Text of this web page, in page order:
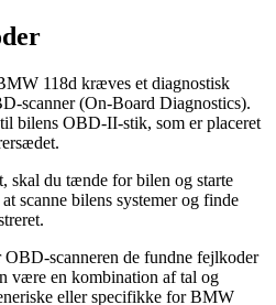
118d kræves et diagnostisk
scanner (On-Board Diagnostics).
bilens OBD-II-stik, som er placeret
skal du tænde for bilen og starte
scanne bilens systemer og finde
scanneren de fundne fejlkoder
være en kombination af tal og
eller specifikke for BMW